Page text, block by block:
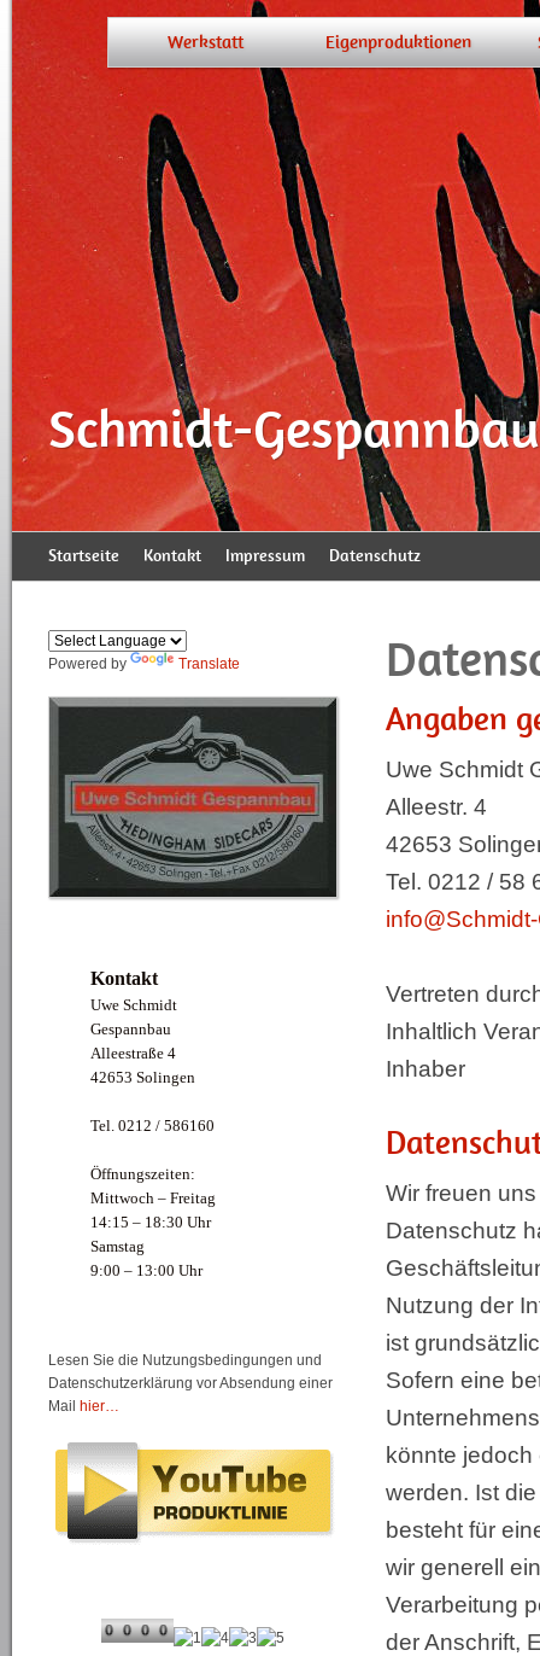
Werkstatt
Schmidt Gespannbau - Made in Solingen
Werkstatt
Leistungen Historie
Eigenproduktionen
Produktlinie & Details Trisis-Erfindung
Manufaktur-News Pressemitteilungen
TRISIS Kombinationen "Brookland" Modell
Übersicht Gebrauchte "Moto Guzzi"
Startseite Kontakt Impressum Datenschutz
Angaben
Uwe Schmidt
Alleestr. 4
42653
Tel. 0212 / 58
Vertreten
Inhaltlich
Inhaber
Wir freuen
Datenschutz
Nutzung der
ist
Sofern eine
könnte
werden. Ist
besteht für
wir generell
Verarbeitung
der Anschrift,
Powered by Translate
Kontakt
Uwe Schmidt
Gespannbau
Alleestraße 4
42653 Solingen
Tel. 0212 / 586160
Öffnungszeiten:
Mittwoch – Freitag
14:15 – 18:30 Uhr
Samstag
9:00 – 13:00 Uhr
Lesen Sie die Nutzungsbedingungen und
Datenschutzerklärung vor Absendung einer
Mail hier…